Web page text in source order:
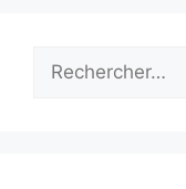
Rechercher :